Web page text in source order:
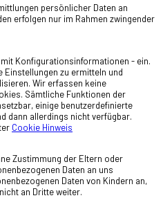
persönlicher Daten an
erfolgen nur im Rahmen zwingender
Konfigurationsinformationen - ein.
Einstellungen zu ermitteln und
Wir erfassen keine
Sämtliche Funktionen der
einige benutzerdefinierte
dann allerdings nicht verfügbar.
Cookie Hinweis
Zustimmung der Eltern oder
Daten an uns
Daten von Kindern an,
an Dritte weiter.